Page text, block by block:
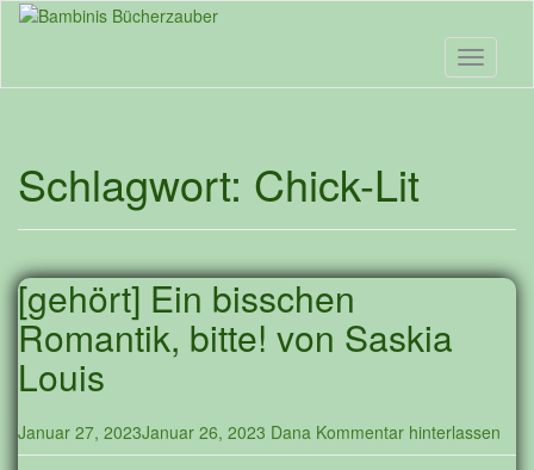
Skip
content
Toggle
Schlagwort: Chick-Lit
[gehört] Ein bisschen
Romantik, bitte! von Saskia
Louis
Januar 27, 2023Januar 26, 2023 Dana Kommentar hinterlassen